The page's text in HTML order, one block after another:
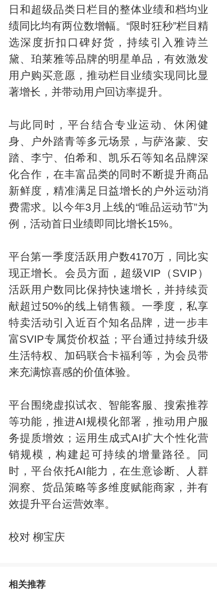
日和超级品类日栏目的整体业绩和档均业
绩同比均有两位数增幅。“限时狂秒”栏目精
选深度折扣口碑好货，持续引入雅诗兰
黛、珀莱雅等品牌的明星单品，有效激发
用户购买意愿，推动栏目业绩实现同比显
著增长，并带动用户回访率提升。
与此同时，平台结合专业运动、休闲健
身、户外踏青等多元场景，与萨洛蒙、安
踏、李宁、伯希和、凯乐石等知名品牌深
化合作，在丰富品类的同时不断提升商品
新鲜度，精准满足日益增长的户外运动消
费需求。以今年3月上线的“唯品运动节”为
例，活动首日业绩即同比增长15%。
平台第一季度活跃用户数4170万，同比实
现正增长。会员方面，超级VIP（SVIP）
活跃用户数同比保持快速增长，并持续贡
献超过50%的线上销售额。一季度，私享
特卖活动引入近百个知名品牌，进一步丰
富SVIP专属货价权益；平台通过持续升级
生活特权、加码联合卡福利等，为会员带
来充满惊喜感的价值体验。
平台围绕虚拟试衣、智能客服、搜索推荐
等功能，推进AI规模化部署，推动用户服
务提质增效；运用生成式AI扩大个性化营
销规模，构建起可持续的增量路径。同
时，平台依托AI能力，在生意诊断、人群
洞察、货品策略等多维度赋能商家，并有
效提升平台运营效率。
校对 柳宝庆
相关推荐